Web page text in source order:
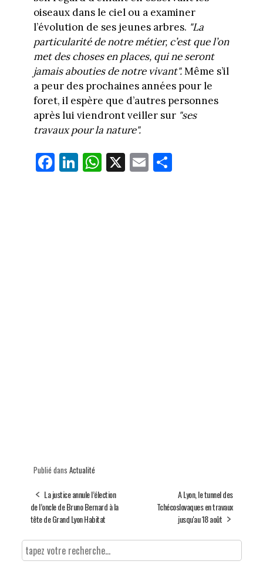
oiseaux dans le ciel ou a examiner
l’évolution de ses jeunes arbres. "La
particularité de notre métier, c’est que l’on
met des choses en places, qui ne seront
jamais abouties de notre vivant".Même s’il
a peur des prochaines années pour le
foret, il espère que d’autres personnes
après lui viendront veiller sur "ses
travaux pour la nature".
Fa
ce
Li
nk
W
ha
X E
m
Pa
Publié dans Actualité
La justice annule l’élection
de l’oncle de Bruno Bernard à la
tête de Grand Lyon Habitat
A Lyon, le tunnel des
Tchécoslovaques en travaux
jusqu'au 18 août